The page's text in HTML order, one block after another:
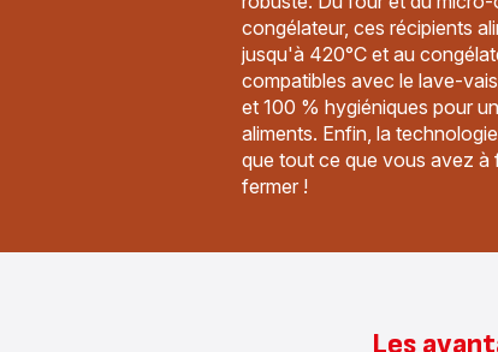
congélateur, ces récipients
jusqu'à 420°C et au
compatibles avec le lave-
et 100 % hygiéniques pour
aliments. Enfin, la
que tout ce que vous avez à
fermer !
Les